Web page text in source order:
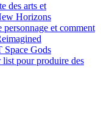
des arts et
Horizons
et comment
Space Gods
pour produire des